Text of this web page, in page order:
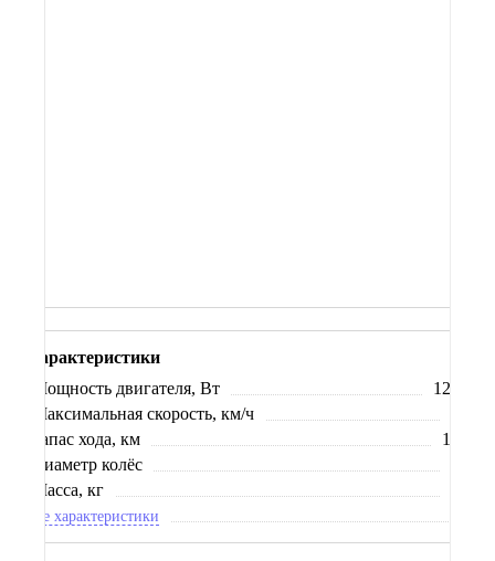
Характеристики
Мощность двигателя, Вт
1200
Максимальная скорость, км/ч
Запас хода, км
120
Диаметр колёс
Масса, кг
Все характеристики